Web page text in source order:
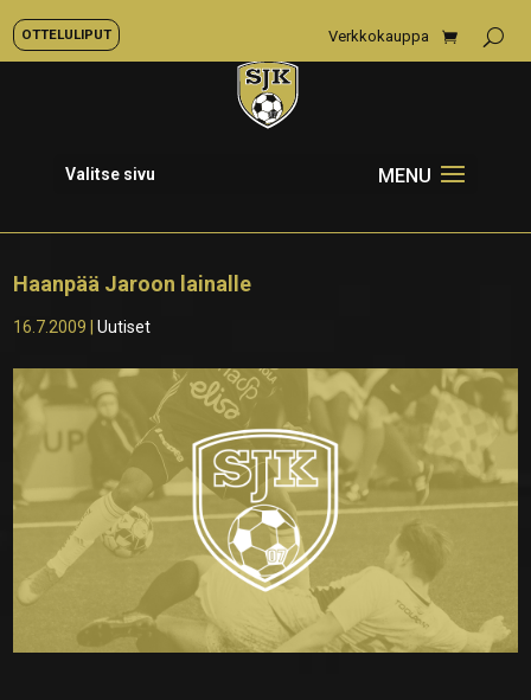
OTTELULIPUT Verkkokauppa
Valitse sivu
Haanpää Jaroon lainalle
16.7.2009 |Uutiset